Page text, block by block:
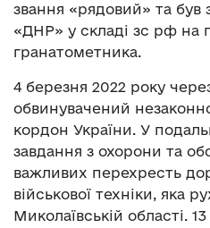
звання «рядовий» та був
«ДНР» у складі зс рф на
гранатометника.
4 березня 2022 року
обвинувачений
кордон України. У
завдання з охорони та
важливих перехресть
військової техніки, яка
Миколаївській області.